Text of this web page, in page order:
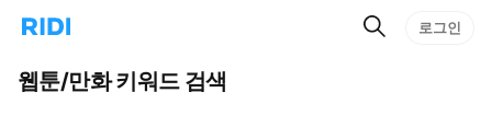
리
홈
으
턴
트
검
로그인
웹툰/만화 키워드 검색